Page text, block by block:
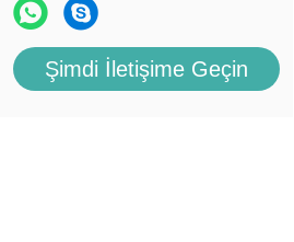
Şimdi İletişime Geçin